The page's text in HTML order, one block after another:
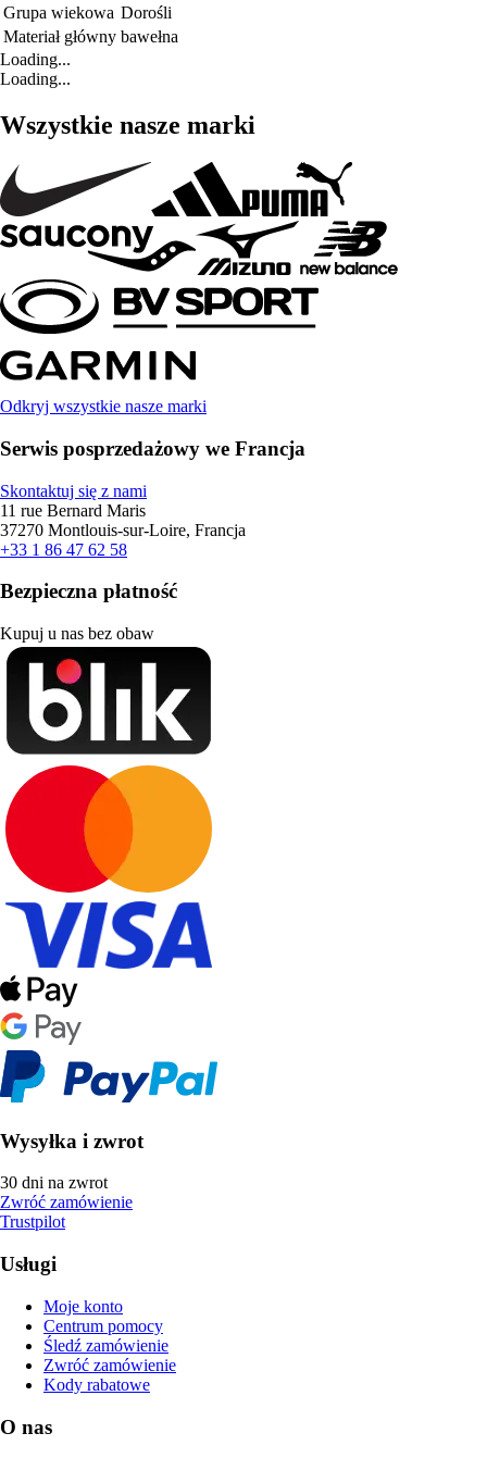
Grupa wiekowa Dorośli
Materiał główny bawełna
Loading...
Loading...
Wszystkie nasze marki
Odkryj wszystkie nasze marki
Serwis posprzedażowy we Francja
Skontaktuj się z nami
11 rue Bernard Maris
37270 Montlouis-sur-Loire, Francja
+33 1 86 47 62 58
Bezpieczna płatność
Kupuj u nas bez obaw
Wysyłka i zwrot
30 dni na zwrot
Zwróć zamówienie
Trustpilot
Usługi
Moje konto
Centrum pomocy
Śledź zamówienie
Zwróć zamówienie
Kody rabatowe
O nas